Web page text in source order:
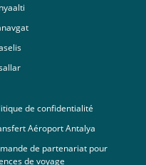
de confidentialité
Aéroport Antalya
de partenariat pour
de voyage